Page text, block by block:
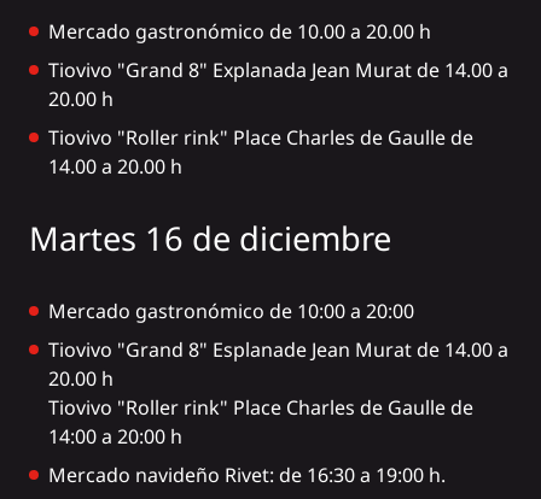
Mercado gastronómico de 10.00 a 20.00 h
Tiovivo "Grand 8" Explanada Jean Murat de 14.00 a
20.00 h
Tiovivo "Roller rink" Place Charles de Gaulle de
14.00 a 20.00 h
Martes 16 de diciembre
Mercado gastronómico de 10:00 a 20:00
Tiovivo "Grand 8" Esplanade Jean Murat de 14.00 a
20.00 h
Tiovivo "Roller rink" Place Charles de Gaulle de
14:00 a 20:00 h
Mercado navideño Rivet: de 16:30 a 19:00 h.